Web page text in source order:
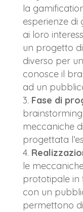
la
esperienze di
ai loro
un progetto
diverso per
conosce il
ad un
Fase di
meccaniche
progettata
le
prototipale in
con un
permettono